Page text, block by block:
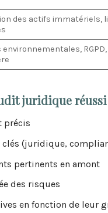
des actifs immatériels,
environnementales,
juridique réussi
précis
(juridique,
pertinents en amont
des risques
en fonction de leur